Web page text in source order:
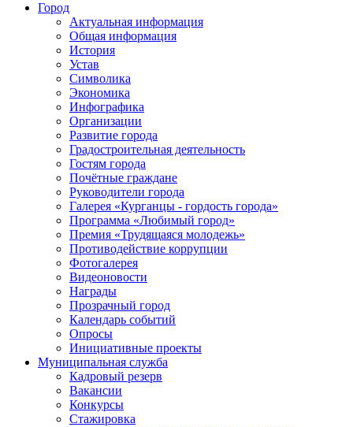
Город
Актуальная информация
Общая информация
История
Устав
Символика
Экономика
Инфографика
Организации
Развитие города
Градостроительная деятельность
Гостям города
Почётные граждане
Руководители города
Галерея «Курганцы - гордость города»
Программа «Любимый город»
Премия «Трудящаяся молодежь»
Противодействие коррупции
Фотогалерея
Видеоновости
Награды
Прозрачный город
Календарь событий
Опросы
Инициативные проекты
Муниципальная служба
Кадровый резерв
Вакансии
Конкурсы
Стажировка